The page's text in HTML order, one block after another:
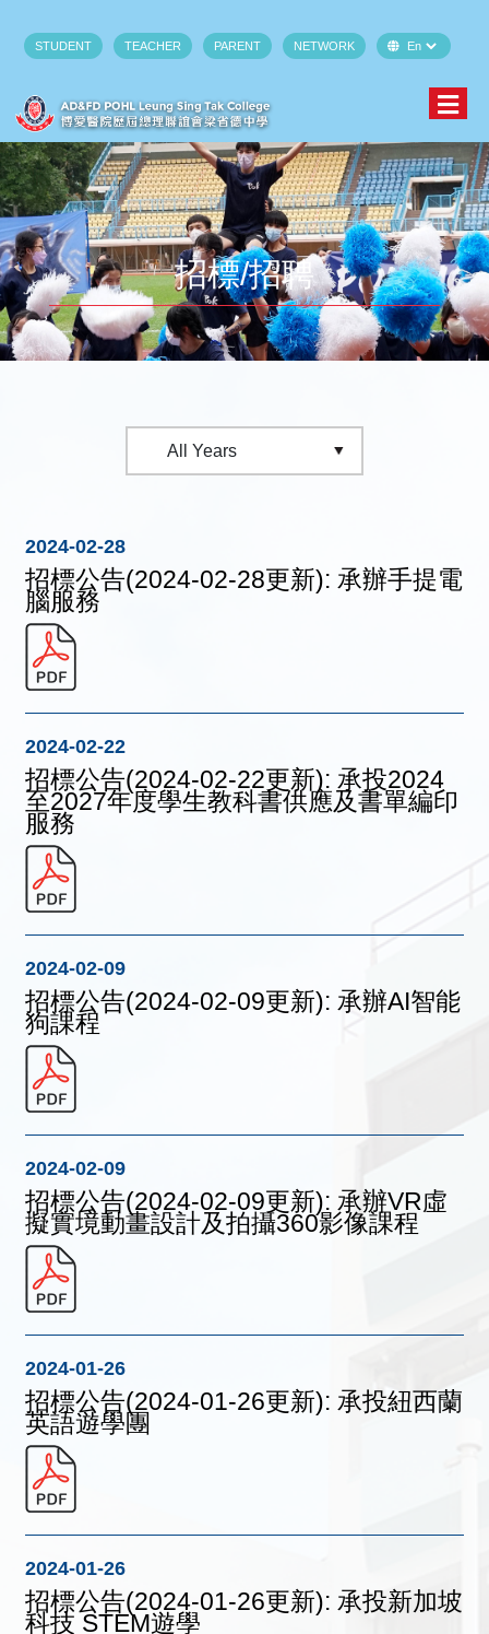
STUDENT TEACHER PARENT NETWORK
招標/招聘
2024-02-28
招標公告(2024-02-28更新): 承辦手提電
腦服務
2024-02-22
招標公告(2024-02-22更新): 承投2024
至2027年度學生教科書供應及書單編印
服務
2024-02-09
招標公告(2024-02-09更新): 承辦AI智能
狗課程
2024-02-09
招標公告(2024-02-09更新): 承辦VR虛
擬實境動畫設計及拍攝360影像課程
2024-01-26
招標公告(2024-01-26更新): 承投紐西蘭
英語遊學團
2024-01-26
招標公告(2024-01-26更新): 承投新加坡
科技 STEM遊學